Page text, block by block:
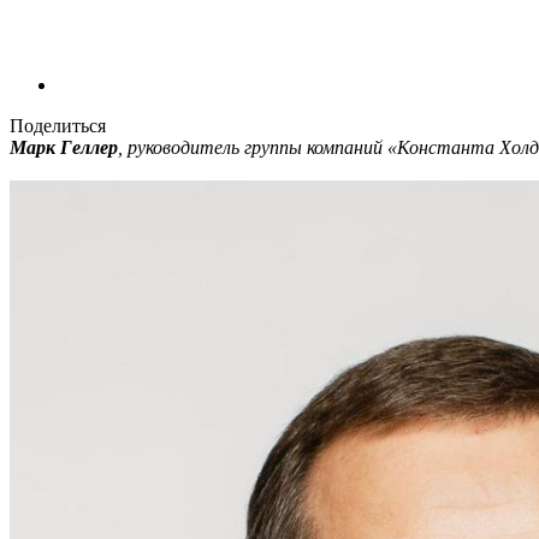
Поделиться
Марк Геллер , руководитель группы компаний «Константа